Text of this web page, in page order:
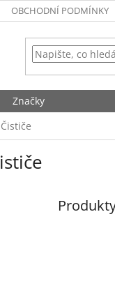
OBCHODNÍ PODMÍNKY
Značky